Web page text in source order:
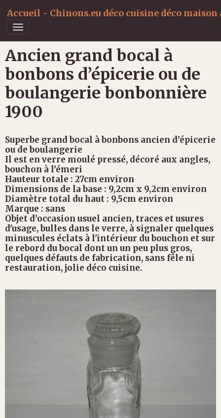
Accueil - Chinons.eu déco cuisine déco
Ancien grand bocal à
bonbons d’épicerie ou de
boulangerie bonbonnière
1900
Superbe grand bocal à bonbons ancien d’épicerie
ou de boulangerie
Il est en verre moulé pressé, décoré aux angles,
bouchon à l’émeri
Hauteur totale : 27cm environ
Dimensions de la base : 9,2cm x 9,2cm environ
Diamètre total du haut : 9,5cm environ
Marque : sans
Objet d’occasion usuel ancien, traces et usures
d'usage, bulles dans le verre, à signaler quelques
minuscules éclats à l'intérieur du bouchon et sur
le rebord du bocal dont un un peu plus gros,
quelques défauts de fabrication, sans fêle ni
restauration, jolie déco cuisine.